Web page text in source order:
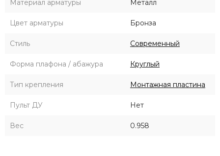
Материал арматуры Металл
Цвет арматуры Бронза
Стиль Современный
Форма плафона / абажура Круглый
Тип крепления Монтажная пластина
Пульт ДУ Нет
Вес 0.958